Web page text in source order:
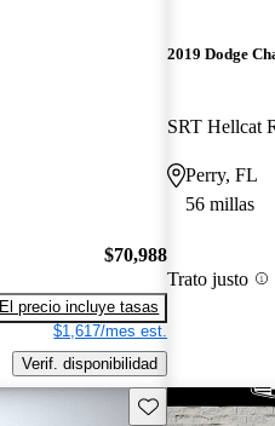
$70,988
El precio incluye tasas
$1,617/mes est.
Verif. disponibilidad
2019 Dodge
SRT Hellcat
Perry, FL
56 millas
Trato justo
Guarda este Aviso